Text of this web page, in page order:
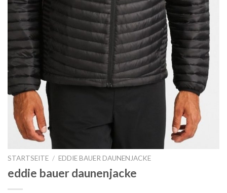
STARTSEITE / EDDIE BAUER DAUNENJACKE
eddie bauer daunenjacke